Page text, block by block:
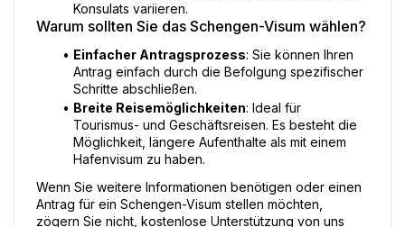
Konsulats variieren.
Warum sollten Sie das Schengen-Visum wählen?
Einfacher Antragsprozess: Sie können Ihren
Antrag einfach durch die Befolgung spezifischer
Schritte abschließen.
Breite Reisemöglichkeiten: Ideal für
Tourismus- und Geschäftsreisen. Es besteht die
Möglichkeit, längere Aufenthalte als mit einem
Hafenvisum zu haben.
Wenn Sie weitere Informationen benötigen oder einen
Antrag für ein Schengen-Visum stellen möchten,
zögern Sie nicht, kostenlose Unterstützung von uns